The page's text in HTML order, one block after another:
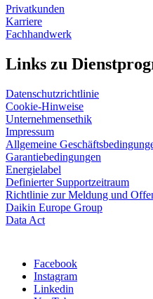
Privatkunden
Karriere
Fachhandwerk
Links zu
Datenschutzrichtlinie
Cookie-Hinweise
Unternehmensethik
Impressum
Allgemeine
Garantiebedingungen
Energielabel
Definierter Supportzeitraum
Richtlinie zur Meldung und
Daikin Europe Group
Data Act
Facebook
Instagram
Linkedin